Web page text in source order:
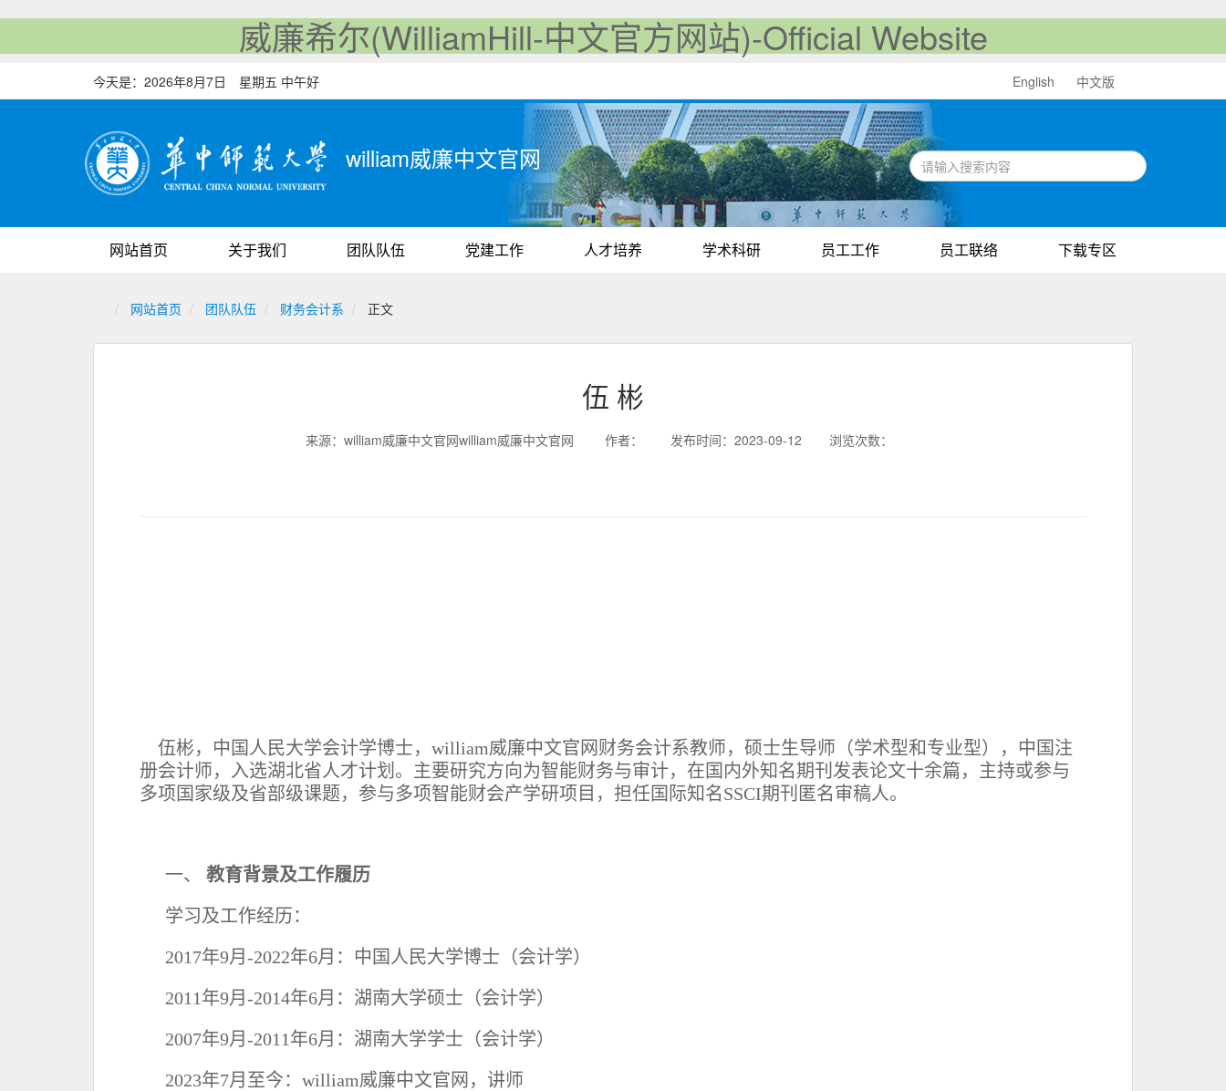
威廉希尔(WilliamHill-中文官方网站)-Official Website
今天是： 2026年8月7日 星期五 中午好 English 中文版
william威廉中文官网
网站首页 关于我们 团队队伍 党建工作 人才培养 学术科研 员工工作 员工联络 下载专区
网站首页 团队队伍 财务会计系 正文
伍 彬
来源：william威廉中文官网william威廉中文官网 作者： 发布时间：2023-09-12 浏览次数：
伍彬，中国人民大学会计学博士，william威廉中文官网财务会计系教师，硕士生导师（学术型和专业型），中国注
册会计师， 入选湖北省人才计划 。主要研究方向为智能财务与审计，在国内外知名期刊发表论文十余篇，主持或参与
多项国家级及省部级课题，参与多项智能财会产学研项目 ， 担任国际知名SSCI期刊匿名审稿人。
一、 教育背景及工作履历
学习及工作经历：
2017年9月 -2022年6月：中国人民大学博士（会计学）
2011 年9月 -2014年6月：湖南大学硕士（会计学）
2007年9月 -2011 年6月：湖南大学学士（会计学）
2023年7月至今：william威廉中文官网，讲师